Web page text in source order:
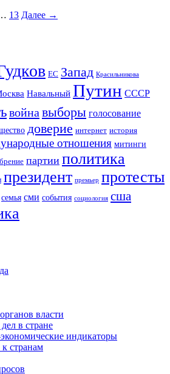
13 Далее →
ЕС Запад Красильникова
Навальный Путин СССР
война выборы голосование
доверие интернет история
отношения митинги
партии политика
президент премьер протесты
семья сми события социология сша
власти
в стране
индикаторы
странам